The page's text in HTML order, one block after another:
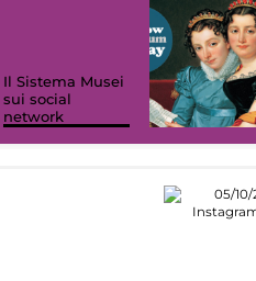
Il Sistema Musei
sui social
network